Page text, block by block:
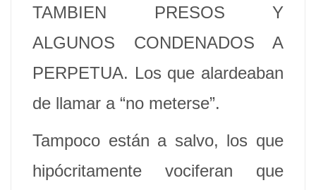
TAMBIEN PRESOS Y
ALGUNOS CONDENADOS A
PERPETUA. Los que alardeaban
de llamar a “no meterse”.
Tampoco están a salvo, los que
hipócritamente vociferan que